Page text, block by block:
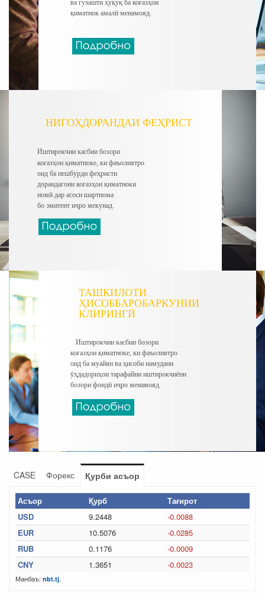
ва гузашти ҳуқуқ ба коғазҳои
қиматнок амалӣ менамояд.
НИГОҲДОРАНДАИ ФЕҲРИСТ
Иштирокчии касбии бозори
коғазҳои қиматноке, ки фаъолиятро
оид ба пешбурди феҳристи
дорандагони коғазҳои қиматноки
номӣ дар асоси шартнома
бо эмитент иҷро мекунад.
ТАШКИЛОТИ
ҲИСОББАРОБАРКУНИИ
КЛИРИНГӢ
Иштирокчии касбии бозори
коғазҳои қиматноке, ки фаъолиятро
оид ба муайян ва ҳисоби намудани
ӯҳдадориҳои тарафайни иштирокчиёни
бозори фондӣ иҷро менамояд.
CASE Форекс Қурби асъор
Асъор Қурб
Тағирот
USD
9.2448
-0.0088
EUR
10.5076
-0.0285
RUB
0.1176
-0.0009
CNY
1.3651 -0.0023
Манбаъ: nbt.tj.